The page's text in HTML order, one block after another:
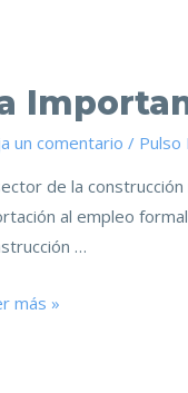
un comentario / Pulso
de la
al empleo
…
más »